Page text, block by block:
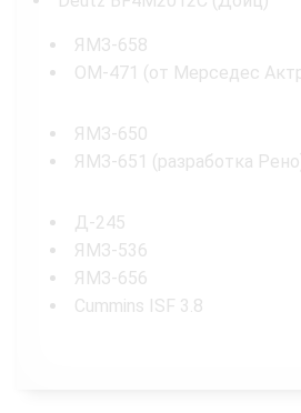
ЯМЗ-658
OM-471 (от Мерседес
ЯМЗ-650
ЯМЗ-651 (разработка
Д-245
ЯМЗ-536
ЯМЗ-656
Cummins ISF 3.8